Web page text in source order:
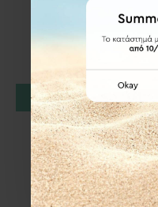
Inofix 5001-0
Αυτοκόλλητες Γωνίες
Προστασίας PVC 8τμχ
Διάφανες
4,78€
ΚΑΛΆΘΙ